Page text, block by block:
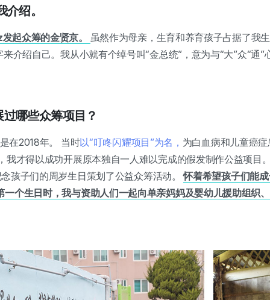
绍。
起众筹的金贤京。
虽然作为母亲，生育和养育孩子占据了我
介绍自己。我从小就有个绰号叫“金总统”，意为与“大”众“通”
哪些众筹项目？
在2018年。 当时以“叮咚闪耀项目”为名， 为白血病和儿童癌
我才得以成功开展原本独自一人难以完成的假发制作公益项目
孩子们的周岁生日策划了公益众筹活动。怀着希望孩子们能
一个生日时，我与资助人们一起向单亲妈妈及婴幼儿援助组织